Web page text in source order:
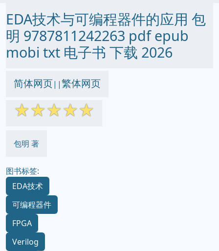
EDA技术与可编程器件的应用 包
明 9787811242263 pdf epub
mobi txt 电子书 下载 2026
简体网页||繁体网页
☆☆☆☆☆
包明 著
图书标签:
EDA技术
可编程器件
FPGA
Verilog